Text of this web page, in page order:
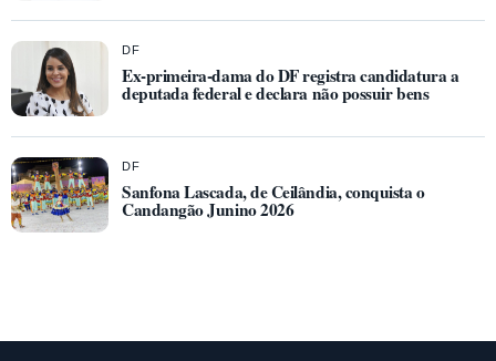
DF
Ex-primeira-dama do DF registra candidatura a
deputada federal e declara não possuir bens
DF
Sanfona Lascada, de Ceilândia, conquista o
Candangão Junino 2026